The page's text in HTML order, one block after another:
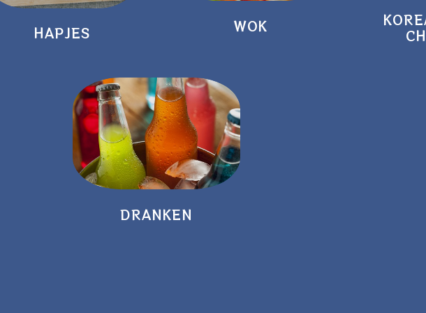
HAPJES WOK
DRANKEN